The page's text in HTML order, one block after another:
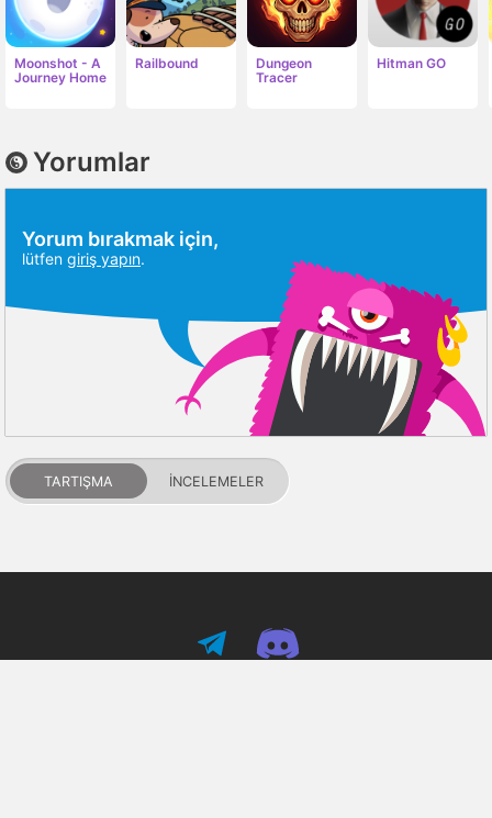
Moonshot - A
Journey Home
Railbound
Dungeon
Tracer
Hitman GO
Yorumlar
Yorum bırakmak için,
lütfen giriş yapın.
TARTIŞMA İNCELEMELER